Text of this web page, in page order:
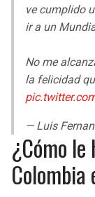
ve cumplido
ir a un
No me
la felicidad
— Luis
¿Cómo